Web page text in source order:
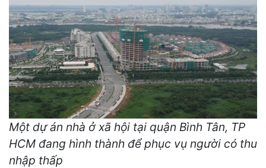
Một dự án nhà ở xã hội tại quận Bình Tân, TP
HCM đang hình thành để phục vụ người có thu
nhập thấp